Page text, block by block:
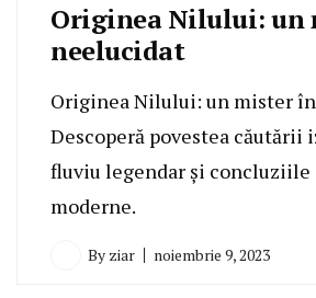
Originea Nilului: un
neelucidat
Originea Nilului: un mister
Descoperă povestea căutării
fluviu legendar și
moderne.
By ziar noiembrie 9, 2023